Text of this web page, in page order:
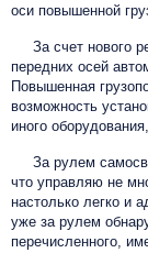
оси повышенной
За счет нового
передних осей
Повышенная
возможность
иного
За рулем
что управляю не
настолько легко и
уже за рулем
перечисленного,